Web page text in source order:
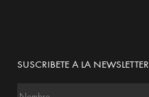
SUSCRIBETE A LA NEWSLETTER